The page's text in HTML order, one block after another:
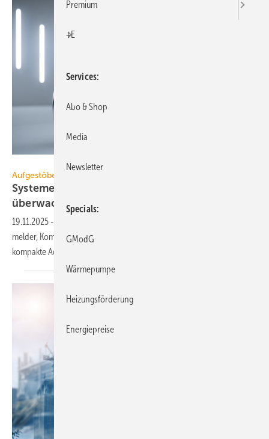
Aufgestöbert
Systeme für die TGA+E: strö­mungs­opti­miert,
über­wa­chend, bunt
19.11.2025 -
melder, Kombi-Mess­gerät für Füll­wasser, far­bige Bad-Acces­soires,
kom­pakteAdsorp­tions­trock­ner.
Premium
+E
Services
Abo & Shop
Media
Newsletter
Specials
GModG
Wärmepumpe
Heizungsförderung
Energiepreise